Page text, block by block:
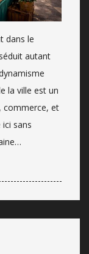
dans le
autant
la ville est un
commerce, et
sans